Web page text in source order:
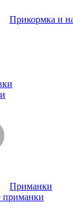
Прикормка и
Приманки
приманки